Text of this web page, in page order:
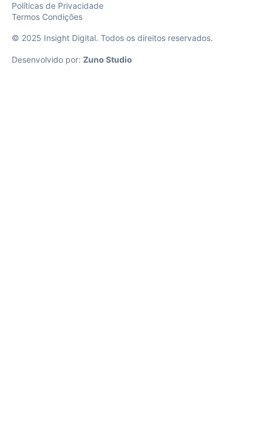
Políticas de Privacidade
Termos Condições
© 2025 Insight Digital. Todos os direitos reservados.
Desenvolvido por: Zuno Studio